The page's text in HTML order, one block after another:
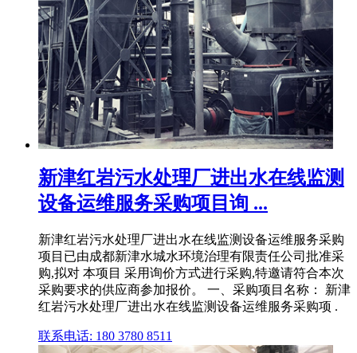
新津红岩污水处理厂进出水在线监测
设备运维服务采购项目询 ...
新津红岩污水处理厂进出水在线监测设备运维服务采购
项目已由成都新津水城水环境治理有限责任公司批准采
购,拟对 本项目 采用询价方式进行采购,特邀请符合本次
采购要求的供应商参加报价。 一、采购项目名称： 新津
红岩污水处理厂进出水在线监测设备运维服务采购项 .
联系电话: 180 3780 8511